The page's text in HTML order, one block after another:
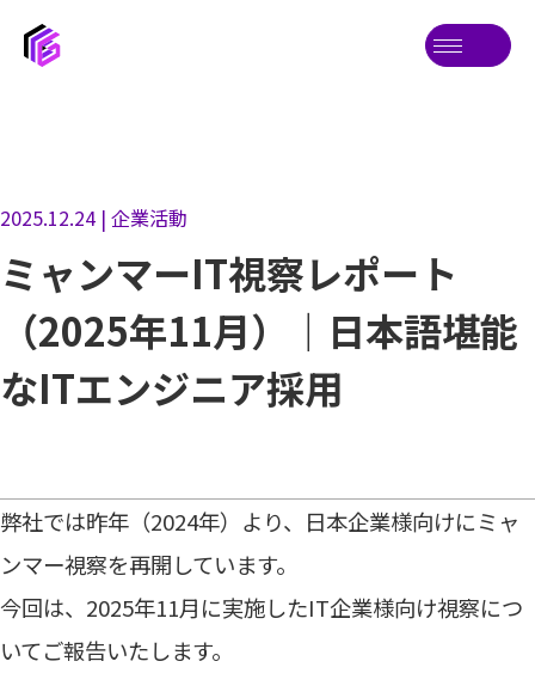
2025.12.24 | 企業活動
ミャンマーIT視察レポート
（2025年11月）｜日本語堪能
なITエンジニア採用
弊社では昨年（2024年）より、日本企業様向けにミャ
ンマー視察を再開しています。
今回は、2025年11月に実施したIT企業様向け視察につ
いてご報告いたします。